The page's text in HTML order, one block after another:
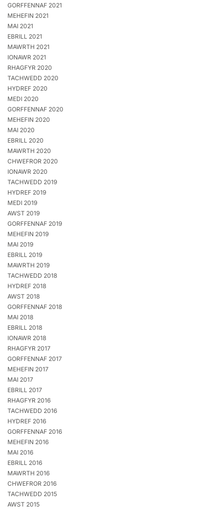
GORFFENNAF 2021
MEHEFIN 2021
MAI 2021
EBRILL 2021
MAWRTH 2021
IONAWR 2021
RHAGFYR 2020
TACHWEDD 2020
HYDREF 2020
MEDI 2020
GORFFENNAF 2020
MEHEFIN 2020
MAI 2020
EBRILL 2020
MAWRTH 2020
CHWEFROR 2020
IONAWR 2020
TACHWEDD 2019
HYDREF 2019
MEDI 2019
AWST 2019
GORFFENNAF 2019
MEHEFIN 2019
MAI 2019
EBRILL 2019
MAWRTH 2019
TACHWEDD 2018
HYDREF 2018
AWST 2018
GORFFENNAF 2018
MAI 2018
EBRILL 2018
IONAWR 2018
RHAGFYR 2017
GORFFENNAF 2017
MEHEFIN 2017
MAI 2017
EBRILL 2017
RHAGFYR 2016
TACHWEDD 2016
HYDREF 2016
GORFFENNAF 2016
MEHEFIN 2016
MAI 2016
EBRILL 2016
MAWRTH 2016
CHWEFROR 2016
TACHWEDD 2015
AWST 2015